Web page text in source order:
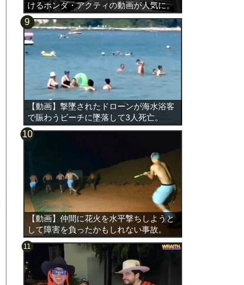
けるホンダ・アクティの動画が人気に。
【動画】撃墜されたドローンが海水浴客
で賑わうビーチに墜落して3人死亡。
【動画】仲間に花火を水平撃ちしようと
して障害を負ったかもしれない事故。